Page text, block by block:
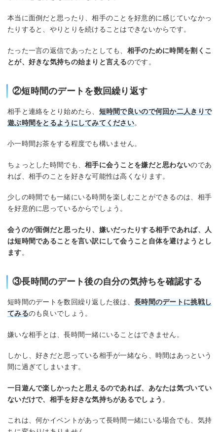
本当に面倒だと思ったり、相手のことを好意的に感じていなかっ
たりすると、やりとりを続けることはできないからです。
たった一言の返信であったとしても、 相手のために時間を割くこ
とが、好きな気持ちの始まりと言えるのです。
②短時間のデートを数回繰り返す
相手と連絡をとり始めたら、 短時間で良いので何回か二人きりで
遊ぶ時間をとるようにしてみてください。
小一時間お茶をする程度でも構いません。
ちょっとした時間でも、相手に会うことを嫌だと思わないのであ
れば、相手のことを好きな可能性は高くなります。
少しの時間でも一緒にいる時間を楽しむことができるのは、相手
を好意的に思っているからでしょう。
会うのが面倒だと思ったり、嫌いだったりする相手であれば、人
は短時間であることを言い訳にして会うこと自体を避けようとし
ます。
③長時間のデート後の自分の気持ちを確認する
短時間のデートを数回繰り返した後は、長時間のデートに挑戦し
てみるのも良いでしょう。
嫌いな相手とは、長時間一緒にいることはできません。
しかし、好きだと思っている相手が一緒なら、時間はあっという
間に過ぎてしまいます。
一日遊んで楽しかったと思えるのであれば、あなたは気づいてい
ないだけで、相手を好きな気持ちがあるでしょう 。
これは、何かイベントがあって長時間一緒にいる場合でも、気持